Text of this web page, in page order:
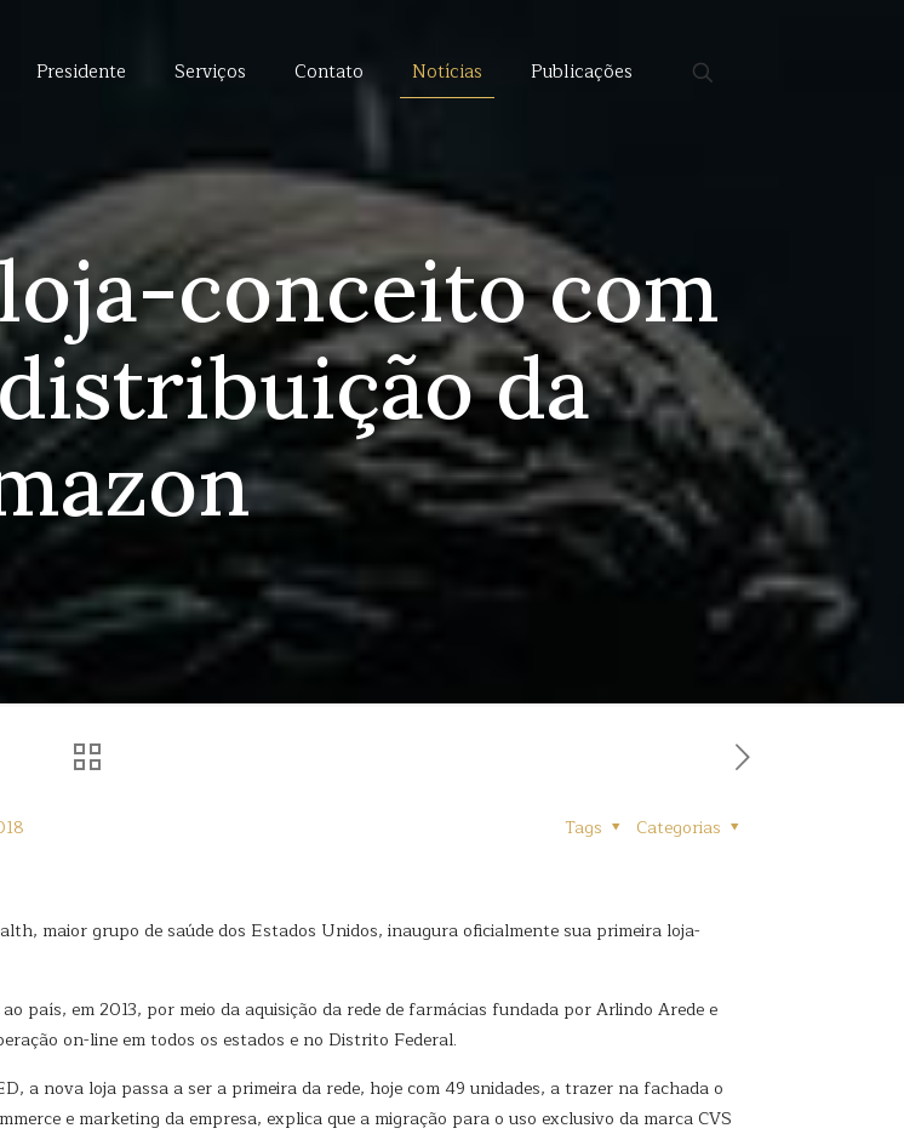
Presidente Serviços Contato Notícias Publicações
conceito com
da
Categorias
Tags
maior grupo de saúde dos Estados Unidos, inaugura oficialmente sua primeira loja-
país, em 2013, por meio da aquisição da rede de farmácias fundada por Arlindo Arede e
on-line em todos os estados e no Distrito Federal.
a nova loja passa a ser a primeira da rede, hoje com 49 unidades, a trazer na fachada o
e marketing da empresa, explica que a migração para o uso exclusivo da marca CVS